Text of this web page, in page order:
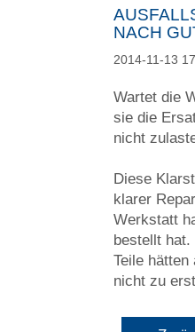
NACH
2014-11-13
Wartet die
sie die
nicht
Diese
klarer
Werkstatt
bestellt hat.
Teile
nicht zu